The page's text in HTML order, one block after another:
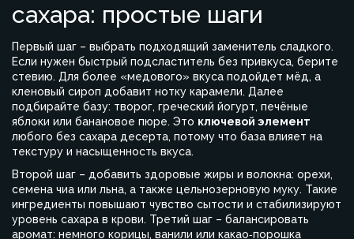
сахара: простые шаги
Первый шаг – выбрать подходящий заменитель сладкого.
Если нужен быстрый подсластитель без привкуса, берите
стевию. Для более «медового» вкуса подойдет мёд, а
кленовый сироп добавит нотку карамели. Далее
подбирайте базу: творог, греческий йогурт, печёные
яблоки или банановое пюре. Это ключевой элемент
любого без сахара десерта, потому что база влияет на
текстуру и насыщенность вкуса.
Второй шаг – добавить здоровые жиры и волокна: орехи,
семена чиа или льна, а также цельнозерновую муку. Такие
ингредиенты повышают чувство сытости и стабилизируют
уровень сахара в крови. Третий шаг – балансировать
аромат: немного корицы, ванили или какао‑порошка